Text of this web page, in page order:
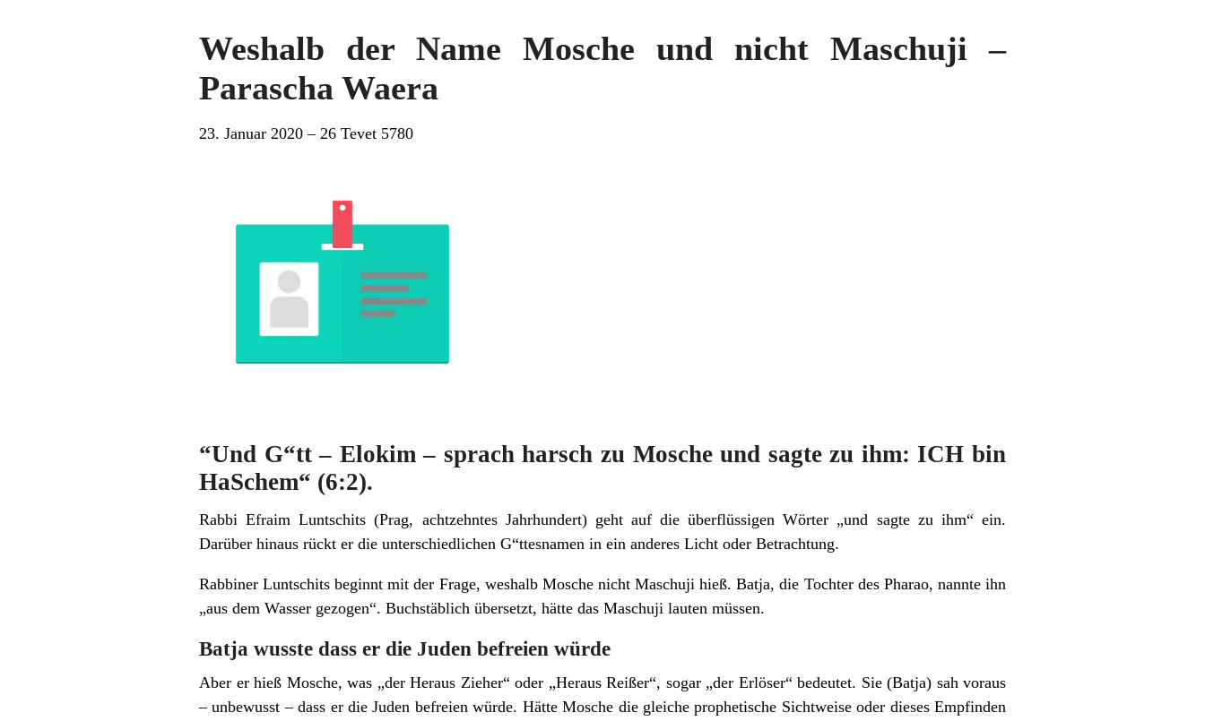
Weshalb der Name Mosche und nicht Maschuji –
Parascha Waera
23. Januar 2020 – 26 Tevet 5780
“Und G“tt – Elokim – sprach harsch zu Mosche und sagte zu ihm: ICH bin
HaSchem“ (6:2).
Rabbi Efraim Luntschits (Prag, achtzehntes Jahrhundert) geht auf die überflüssigen Wörter „und sagte zu ihm“ ein.
Darüber hinaus rückt er die unterschiedlichen G“ttesnamen in ein anderes Licht oder Betrachtung.
Rabbiner Luntschits beginnt mit der Frage, weshalb Mosche nicht Maschuji hieß. Batja, die Tochter des Pharao, nannte ihn
„aus dem Wasser gezogen“. Buchstäblich übersetzt, hätte das Maschuji lauten müssen.
Batja wusste dass er die Juden befreien würde
Aber er hieß Mosche, was „der Heraus Zieher“ oder „Heraus Reißer“, sogar „der Erlöser“ bedeutet. Sie (Batja) sah voraus
– unbewusst – dass er die Juden befreien würde. Hätte Mosche die gleiche prophetische Sichtweise oder dieses Empfinden